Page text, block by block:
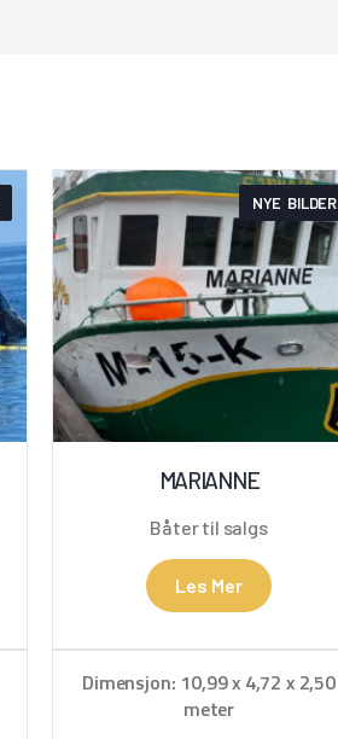
NYE BILDER
MARIANNE
Båter til salgs
Les Mer
Dimensjon: 10,99 x 4,72 x 2,50
meter